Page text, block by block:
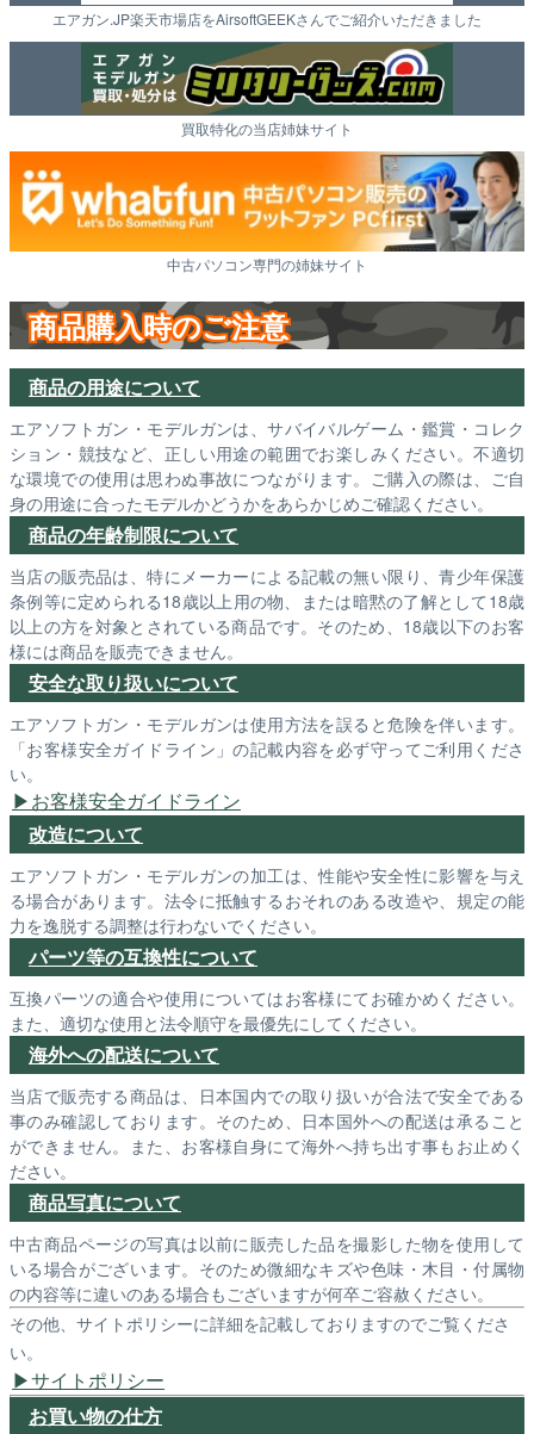
エアガン.JP楽天市場店をAirsoftGEEKさんでご紹介いただきました
買取特化の当店姉妹サイト
中古パソコン専門の姉妹サイト
商品購入時のご注意
商品の用途について
エアソフトガン・モデルガンは、サバイバルゲーム・鑑賞・コレク
ション・競技など、正しい用途の範囲でお楽しみください。不適切
な環境での使用は思わぬ事故につながります。ご購入の際は、ご自
身の用途に合ったモデルかどうかをあらかじめご確認ください。
商品の年齢制限について
当店の販売品は、特にメーカーによる記載の無い限り、青少年保護
条例等に定められる18歳以上用の物、または暗黙の了解として18歳
以上の方を対象とされている商品です。そのため、18歳以下のお客
様には商品を販売できません。
安全な取り扱いについて
エアソフトガン・モデルガンは使用方法を誤ると危険を伴います。
「お客様安全ガイドライン」の記載内容を必ず守ってご利用くださ
い。
お客様安全ガイドライン
改造について
エアソフトガン・モデルガンの加工は、性能や安全性に影響を与え
る場合があります。法令に抵触するおそれのある改造や、規定の能
力を逸脱する調整は行わないでください。
パーツ等の互換性について
互換パーツの適合や使用についてはお客様にてお確かめください。
また、適切な使用と法令順守を最優先にしてください。
海外への配送について
当店で販売する商品は、日本国内での取り扱いが合法で安全である
事のみ確認しております。そのため、日本国外への配送は承ること
ができません。また、お客様自身にて海外へ持ち出す事もお止めく
ださい。
商品写真について
中古商品ページの写真は以前に販売した品を撮影した物を使用して
いる場合がございます。そのため微細なキズや色味・木目・付属物
の内容等に違いのある場合もございますが何卒ご容赦ください。
その他、サイトポリシーに詳細を記載しておりますのでご覧くださ
い。
サイトポリシー
お買い物の仕方